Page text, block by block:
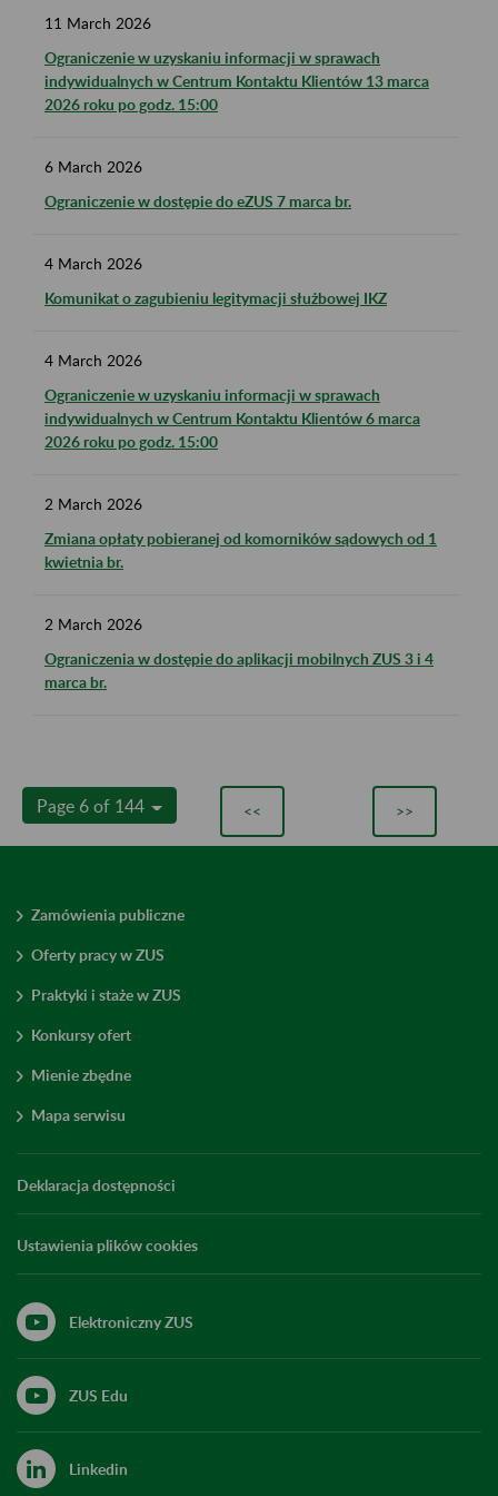
11 March 2026
Ograniczenie w uzyskaniu informacji w sprawach
indywidualnych w Centrum Kontaktu Klientów 13 marca
2026 roku po godz. 15:00
6 March 2026
Ograniczenie w dostępie do eZUS 7 marca br.
4 March 2026
Komunikat o zagubieniu legitymacji służbowej IKZ
4 March 2026
Ograniczenie w uzyskaniu informacji w sprawach
indywidualnych w Centrum Kontaktu Klientów 6 marca
2026 roku po godz. 15:00
2 March 2026
Zmiana opłaty pobieranej od komorników sądowych od 1
kwietnia br.
2 March 2026
Ograniczenia w dostępie do aplikacji mobilnych ZUS 3 i 4
marca br.
Page 6 of 144 << >>
Zamówienia publiczne
Oferty pracy w ZUS
Praktyki i staże w ZUS
Konkursy ofert
Mienie zbędne
Mapa serwisu
Deklaracja dostępności
Ustawienia plików cookies
Elektroniczny ZUS
ZUS Edu
Linkedin